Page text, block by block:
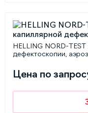
HELLING NORD-
дефектоскопии,
Цена по